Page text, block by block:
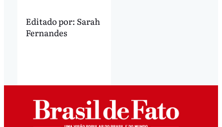
Editado por: Sarah
Fernandes